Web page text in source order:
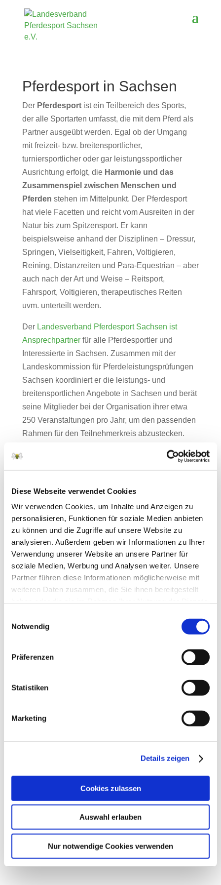
Diese Webseite verwendet Cookies
Wir verwenden Cookies, um Inhalte und Anzeigen zu
personalisieren, Funktionen für soziale Medien anbieten
zu können und die Zugriffe auf unsere Website zu
analysieren. Außerdem geben wir Informationen zu Ihrer
Verwendung unserer Website an unsere Partner für
soziale Medien, Werbung und Analysen weiter. Unsere
Partner führen diese Informationen möglicherweise mit
weiteren Daten zusammen, die Sie ihnen bereitgestellt
Notwendig
Präferenzen
Statistiken
Marketing
Details zeigen
Cookies zulassen
Auswahl erlauben
Nur notwendige Cookies verwenden
Pferdesport in Sachsen
Der Pferdesportist ein Teilbereich des Sports,
der alle Sportarten umfasst, die mit dem Pferd als
Partner ausgeübt werden. Egal ob der Umgang
mit freizeit- bzw. breitensportlicher,
turniersportlicher oder gar leistungssportlicher
Ausrichtung erfolgt, die Harmonie und das
Zusammenspiel zwischen Menschen und
Pferden stehen im Mittelpunkt. Der Pferdesport
hat viele Facetten und reicht vom Ausreiten in der
Natur bis zum Spitzensport. Er kann
beispielsweise anhand der Disziplinen – Dressur,
Springen, Vielseitigkeit, Fahren, Voltigieren,
Reining, Distanzreiten und Para-Equestrian – aber
auch nach der Art und Weise – Reitsport,
Fahrsport, Voltigieren, therapeutisches Reiten
uvm. unterteilt werden.
Der Landesverband Pferdesport Sachsen ist
Ansprechpartnerfür alle Pferdesportler und
Interessierte in Sachsen. Zusammen mit der
Landeskommission für Pferdeleistungsprüfungen
Sachsen koordiniert er die leistungs- und
breitensportlichen Angebote in Sachsen und berät
seine Mitglieder bei der Organisation ihrer etwa
250 Veranstaltungen pro Jahr, um den passenden
Rahmen für den Teilnehmerkreis abzustecken.
Ebenso nimmt die sportliche Förderung
freizeit- bzw. turniersportlicher oder gar
leistungssportlicher Ausrichtung, der Umfang mit
dem Pferd tut Menschen gut und der sportliche
Wettstreit ist beliebt. In allen Altersklassen und auf
jeder erreichten Stufe der sportlichen Fertigkeit.